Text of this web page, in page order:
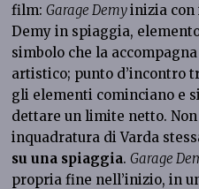
film:Garage Demyinizia con
Demy in spiaggia,
simbolo che la
artistico; punto d’incontro
gli elementi cominciano e
dettare un limite netto. Non
inquadratura di Varda
su una spiaggia.Garage
propria fine nell’inizio, in